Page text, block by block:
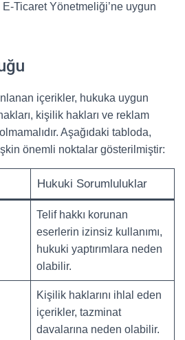
Ticaret Yönetmeliği’ne uygun
içerikler, hukuka uygun
kişilik hakları ve reklam
Aşağıdaki tabloda,
önemli noktalar gösterilmiştir:
Hukuki Sorumluluklar
Telif hakkı korunan
eserlerin izinsiz kullanımı,
hukuki yaptırımlara neden
olabilir.
Kişilik haklarını ihlal eden
içerikler, tazminat
davalarına neden olabilir.